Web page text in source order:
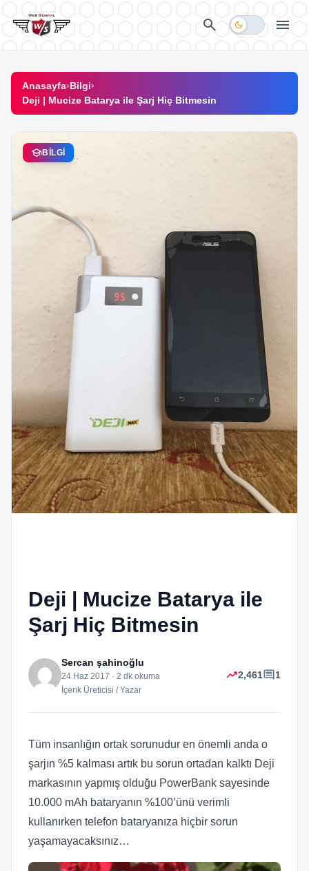
İçeriğe geç
search dark_mode menu
Anasayfa›Bilgi›
Deji | Mucize Batarya ile Şarj Hiç Bitmesin
schoolBILGI
Deji | Mucize Batarya ile
Şarj Hiç Bitmesin
Sercan şahinoğlu
24 Haz 2017 · 2 dk okuma
İçerik Üreticisi / Yazar
trending_up2,461comment1
Tüm insanlığın ortak sorunudur en önemli anda o
şarjın %5 kalması artık bu sorun ortadan kalktı Deji
markasının yapmış olduğu PowerBank sayesinde
10.000 mAh bataryanın %100’ünü verimli
kullanırken telefon bataryanıza hiçbir sorun
yaşamayacaksınız…